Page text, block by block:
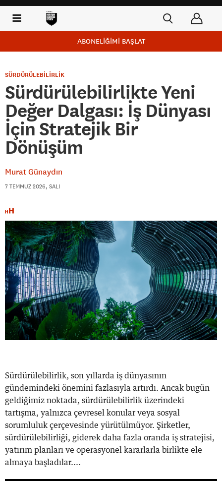
ABONELİĞİMİ BAŞLAT
SÜRDÜRÜLEBİLİRLİK
Sürdürülebilirlikte Yeni
Değer Dalgası: İş Dünyası
İçin Stratejik Bir
Dönüşüm
Murat Günaydın
7 TEMMUZ 2026, SALI
Sürdürülebilirlik, son yıllarda iş dünyasının
gündemindeki önemini fazlasıyla artırdı. Ancak bugün
geldiğimiz noktada, sürdürülebilirlik üzerindeki
tartışma, yalnızca çevresel konular veya sosyal
sorumluluk çerçevesinde yürütülmüyor. Şirketler,
sürdürülebilirliği, giderek daha fazla oranda iş stratejisi,
yatırım planları ve operasyonel kararlarla birlikte ele
almaya başladılar....